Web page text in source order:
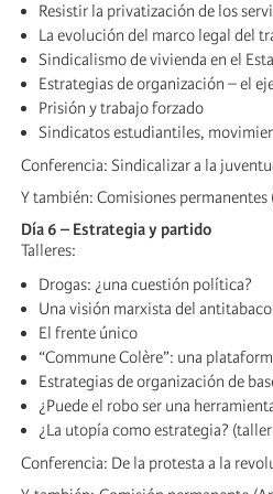
Resistir la privatización de los
La evolución del marco legal del
Sindicalismo de vivienda en el
Estrategias de organización – el
Prisión y trabajo forzado
Sindicatos estudiantiles,
Conferencia: Sindicalizar a la
Y también: Comisiones
Día 6 – Estrategia y partido
Talleres:
Drogas: ¿una cuestión política?
Una visión marxista del antitabaco
El frente único
“Commune Colère”: una
Estrategias de organización de
¿Puede el robo ser una
¿La utopía como estrategia?
Conferencia: De la protesta a la